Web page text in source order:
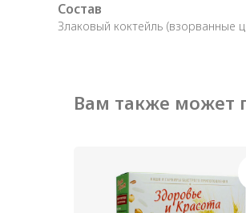
Состав
Злаковый коктейль (взорванные
Вам также может